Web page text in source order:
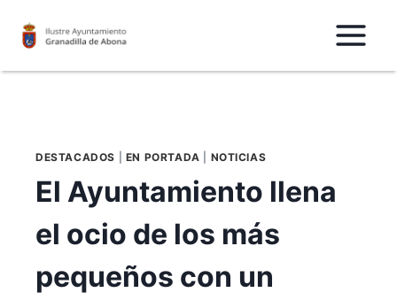
DESTACADOS EN PORTADA NOTICIAS
El Ayuntamiento llena
el ocio de los más
pequeños con un